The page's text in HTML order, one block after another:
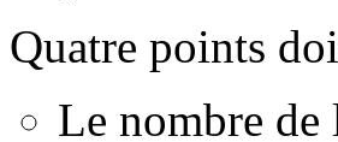
Quatre points
Le nombre de